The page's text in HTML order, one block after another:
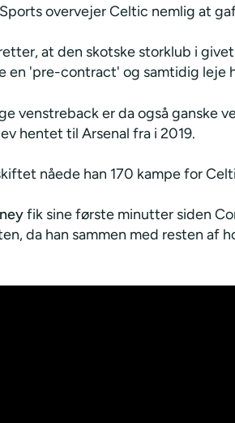
overvejer Celtic nemlig at
at den skotske storklub i
en 'pre-contract' og samtidig leje
venstreback er da også ganske
hentet til Arsenal fra i 2019.
nåede han 170 kampe for
fik sine første minutter siden
da han sammen med resten af